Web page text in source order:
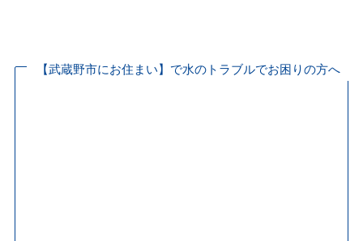
【武蔵野市にお住まい】で水のトラブルでお困りの方へ